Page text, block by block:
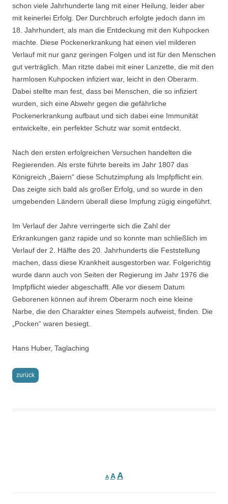
schon viele Jahrhunderte lang mit einer Heilung, leider aber
mit keinerlei Erfolg. Der Durchbruch erfolgte jedoch dann im
18. Jahrhundert, als man die Entdeckung mit den Kuhpocken
machte. Diese Pockenerkrankung hat einen viel milderen
Verlauf mit nur ganz geringen Folgen und ist für den Menschen
gut verträglich. Man ritzte dabei mit einer Lanzette, die mit den
harmlosen Kuhpocken infiziert war, leicht in den Oberarm.
Dabei stellte man fest, dass bei Menschen, die so infiziert
wurden, sich eine Abwehr gegen die gefährliche
Pockenerkrankung aufbaut und sich dabei eine Immunität
entwickelte, ein perfekter Schutz war somit entdeckt.
Nach den ersten erfolgreichen Versuchen handelten die
Regierenden. Als erste führte bereits im Jahr 1807 das
Königreich „Baiern“ diese Schutzimpfung als Impfpflicht ein.
Das zeigte sich bald als großer Erfolg, und so wurde in den
umgebenden Ländern überall diese Impfung zügig eingeführt.
Im Verlauf der Jahre verringerte sich die Zahl der
Erkrankungen ganz rapide und so konnte man schließlich im
Verlauf der 2. Hälfte des 20. Jahrhunderts die Feststellung
machen, dass diese Krankheit ausgestorben war. Folgerichtig
wurde dann auch von Seiten der Regierung im Jahr 1976 die
Impfpflicht wieder abgeschafft. Alle vor diesem Datum
Geborenen können auf ihrem Oberarm noch eine kleine
Narbe, die den Charakter eines Stempels aufweist, finden. Die
„Pocken“ waren besiegt.
Hans Huber, Taglaching
zurück
A A A